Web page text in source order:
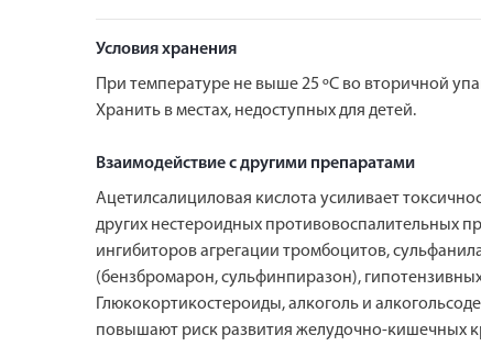
Условия хранения
При температуре не выше 25 ºС во вторичной
Хранить в местах, недоступных для детей.
Взаимодействие с другими препаратами
Ацетилсалициловая кислота усиливает
других нестероидных противовоспалительных
ингибиторов агрегации тромбоцитов,
(бензбромарон, сульфинпиразон),
Глюкокортикостероиды, алкоголь и
повышают риск развития желудочно-кишечных